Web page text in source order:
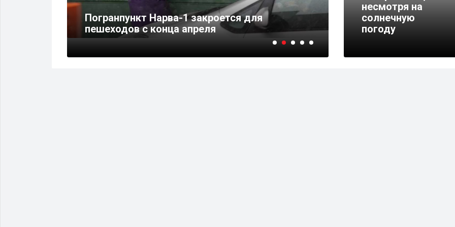
Погранпункт Нарва-1 закроется для
пешеходов с конца апреля
Сроки ремонта
«Горьковская»
несмотря на
солнечную
погоду